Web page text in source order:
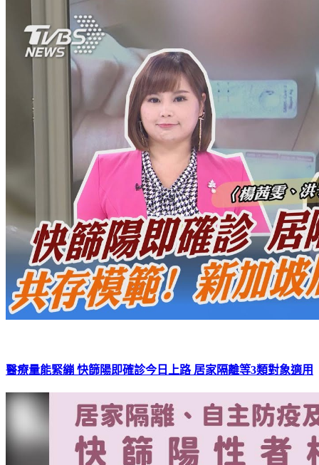
醫療量能緊繃 快篩陽即確診今日上路 居家隔離等3類對象適用